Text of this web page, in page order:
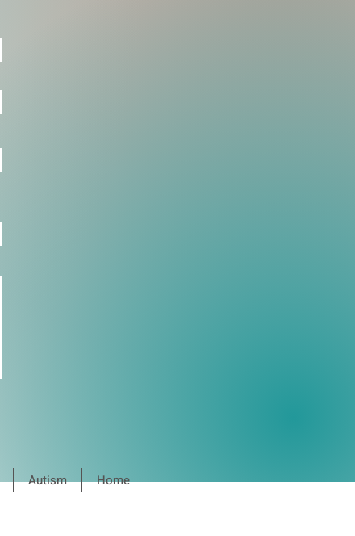
Home
Autism